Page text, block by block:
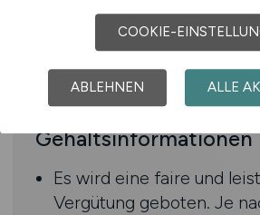
Attraktive
betriebliche
Gehaltsinformationen
Es wird eine faire und
Vergütung geboten. Je
COOKIE-
ABLEHNEN ALLE